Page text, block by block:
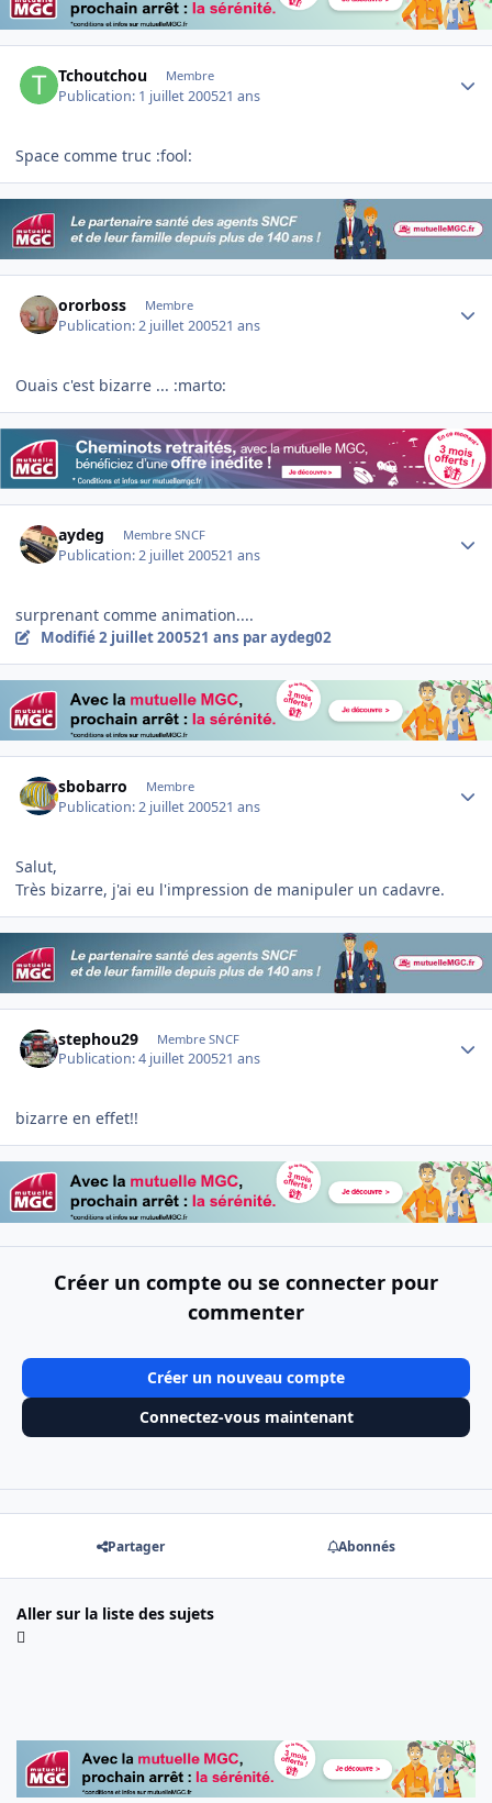
Tchoutchou Membre
Publication: 1 juillet 200521 ans
Space comme truc :fool:
ororboss Membre
Publication:2 juillet 200521 ans
Ouais c'est bizarre ... :marto:
aydeg Membre SNCF
Publication:2 juillet 200521 ans
surprenant comme animation....
Modifié2 juillet 200521 ans par aydeg02
sbobarro Membre
Publication:2 juillet 200521 ans
Salut,
Très bizarre, j'ai eu l'impression de manipuler un cadavre.
stephou29 Membre SNCF
Publication:4 juillet 200521 ans
bizarre en effet!!
Créer un compte ou se connecter pour
commenter
Créer un nouveau compte
Connectez-vous maintenant
Partager Abonnés
Aller sur la liste des sujets